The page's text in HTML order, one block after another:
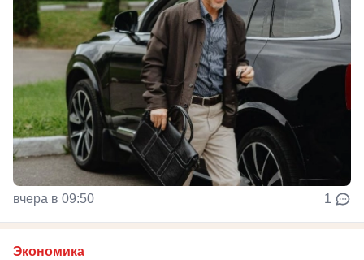
вчера в 09:50 1
Экономика